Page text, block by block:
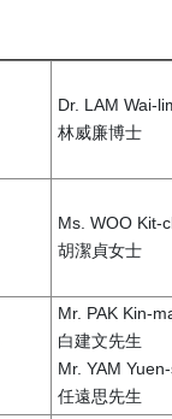
Dr. LAM Wai-
林威廉博士
Ms. WOO Kit-
胡潔貞女士
Mr. PAK Kin-
白建文先生
Mr. YAM
任遠思先生